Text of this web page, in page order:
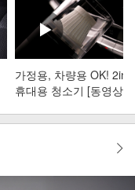
가정용, 차량용 OK!
휴대용 청소기 [동영상]